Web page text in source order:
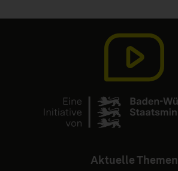
Aktuelle Themen